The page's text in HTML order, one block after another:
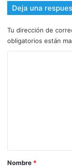
Deja una
Tu dirección de
obligatorios están
rNombre *